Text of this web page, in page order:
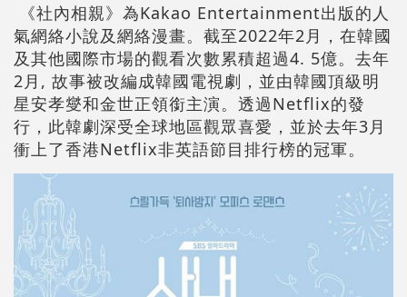
《社內相親》為Kakao Entertainment出版的人
氣網絡小說及網絡漫畫。截至2022年2月，在韓國
及其他國際市場的觀看次數累積超過4. 5億。去年
2月, 故事被改編成韓國電視劇，並由韓國頂級明
星安孝燮和金世正領銜主演。透過Netflix的發
行，此韓劇深受全球地區觀眾喜愛，並於去年3月
衝上了香港Netflix非英語節目排行榜的冠軍。